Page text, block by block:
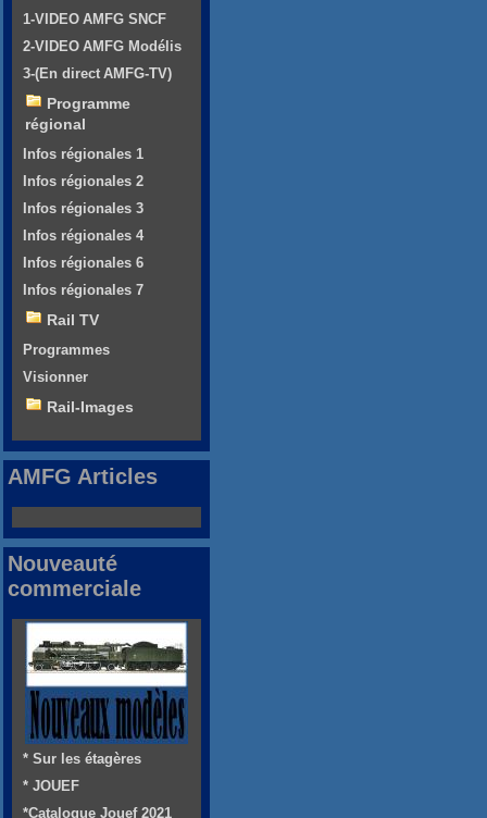
1-VIDEO AMFG SNCF
2-VIDEO AMFG Modélis
3-(En direct AMFG-TV)
Programme
régional
Infos régionales 1
Infos régionales 2
Infos régionales 3
Infos régionales 4
Infos régionales 6
Infos régionales 7
Rail TV
Programmes
Visionner
Rail-Images
AMFG Articles
Nouveauté
commerciale
* Sur les étagères
* JOUEF
*Catalogue Jouef 2021